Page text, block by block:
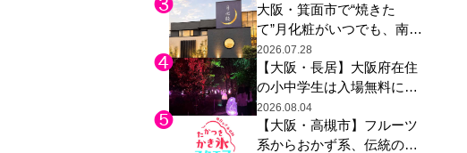
ち遠しい」と早くから注目
大阪・箕面市で“焼きた
て”月化粧がいつでも、南大
阪の青木松風庵が北摂エリ
アに初進出
2026.07.28
【大阪・長居】大阪府在住
の小中学生は入場無料に、
チームラボが「夏休みの自
由研究の課題に」と「ボタ
ニカルガーデン 大阪」へ招
2026.08.04
【大阪・高槻市】フルーツ
系からおかず系、伝統の天